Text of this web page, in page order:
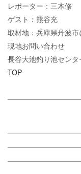
レポーター：三木修
ゲスト：熊谷充
取材地：兵庫県丹波市
現地お問い合わせ
長谷大池釣り池セン
TOP